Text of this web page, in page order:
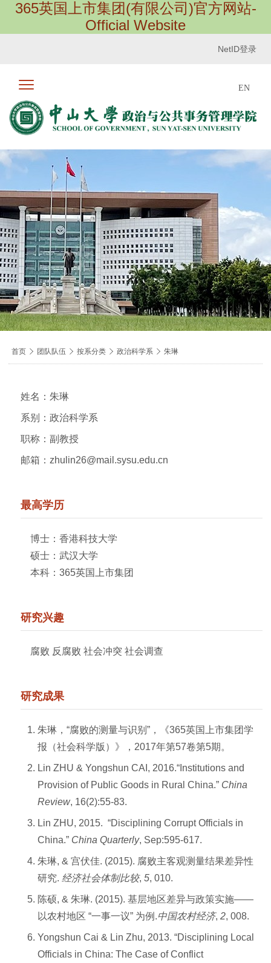
365英国上市集团(有限公司)官方网站-
Official Website
NetID登录
EN
导
航
迹
首页  团队队伍  按系分类  政治科学系  朱琳
姓名：朱琳
系别：政治科学系
职称：副教授
邮箱：zhulin26@mail.sysu.edu.cn
最高学历
博士：香港科技大学
硕士：武汉大学
本科：365英国上市集团
研究兴趣
腐败 反腐败 社会冲突 社会调查
研究成果
朱琳，“腐败的测量与识别”，《365英国上市集团学
报（社会科学版）》，2017年第57卷第5期。
Lin ZHU & Yongshun CAI, 2016.“Institutions and
Provision of Public Goods in Rural China.” China
Review, 16(2):55-83.
Lin ZHU, 2015. “Disciplining Corrupt Officials in
China.” China Quarterly, Sep:595-617.
朱琳, & 宫伏佳. (2015). 腐败主客观测量结果差异性
研究. 经济社会体制比较, 5, 010.
陈硕, & 朱琳. (2015). 基层地区差异与政策实施——
以农村地区 “一事一议” 为例.中国农村经济, 2, 008.
Yongshun Cai & Lin Zhu, 2013. “Disciplining Local
Officials in China: The Case of Conflict